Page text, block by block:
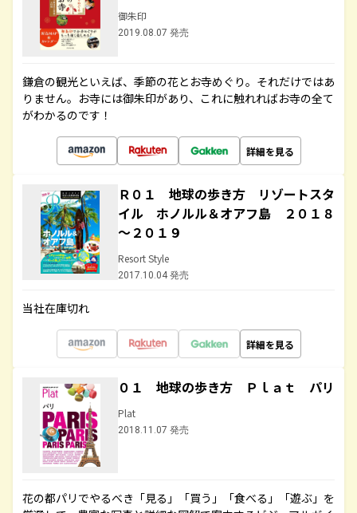
御朱印
2019.08.07 発売
鎌倉の観光といえば、季節の花とお寺めぐり。それだけではあ
りません。お寺には御朱印があり、これに触れればお寺の全て
がわかるのです！
詳細を見る
Ｒ０１ 地球の歩き方 リゾートスタ
イル ホノルル＆オアフ島 ２０１８
～２０１９
Resort Style
2017.10.04 発売
当社在庫切れ
詳細を見る
０１ 地球の歩き方 Ｐｌａｔ パリ
Plat
2018.11.07 発売
花の都パリでやるべき「見る」「買う」「食べる」「遊ぶ」を